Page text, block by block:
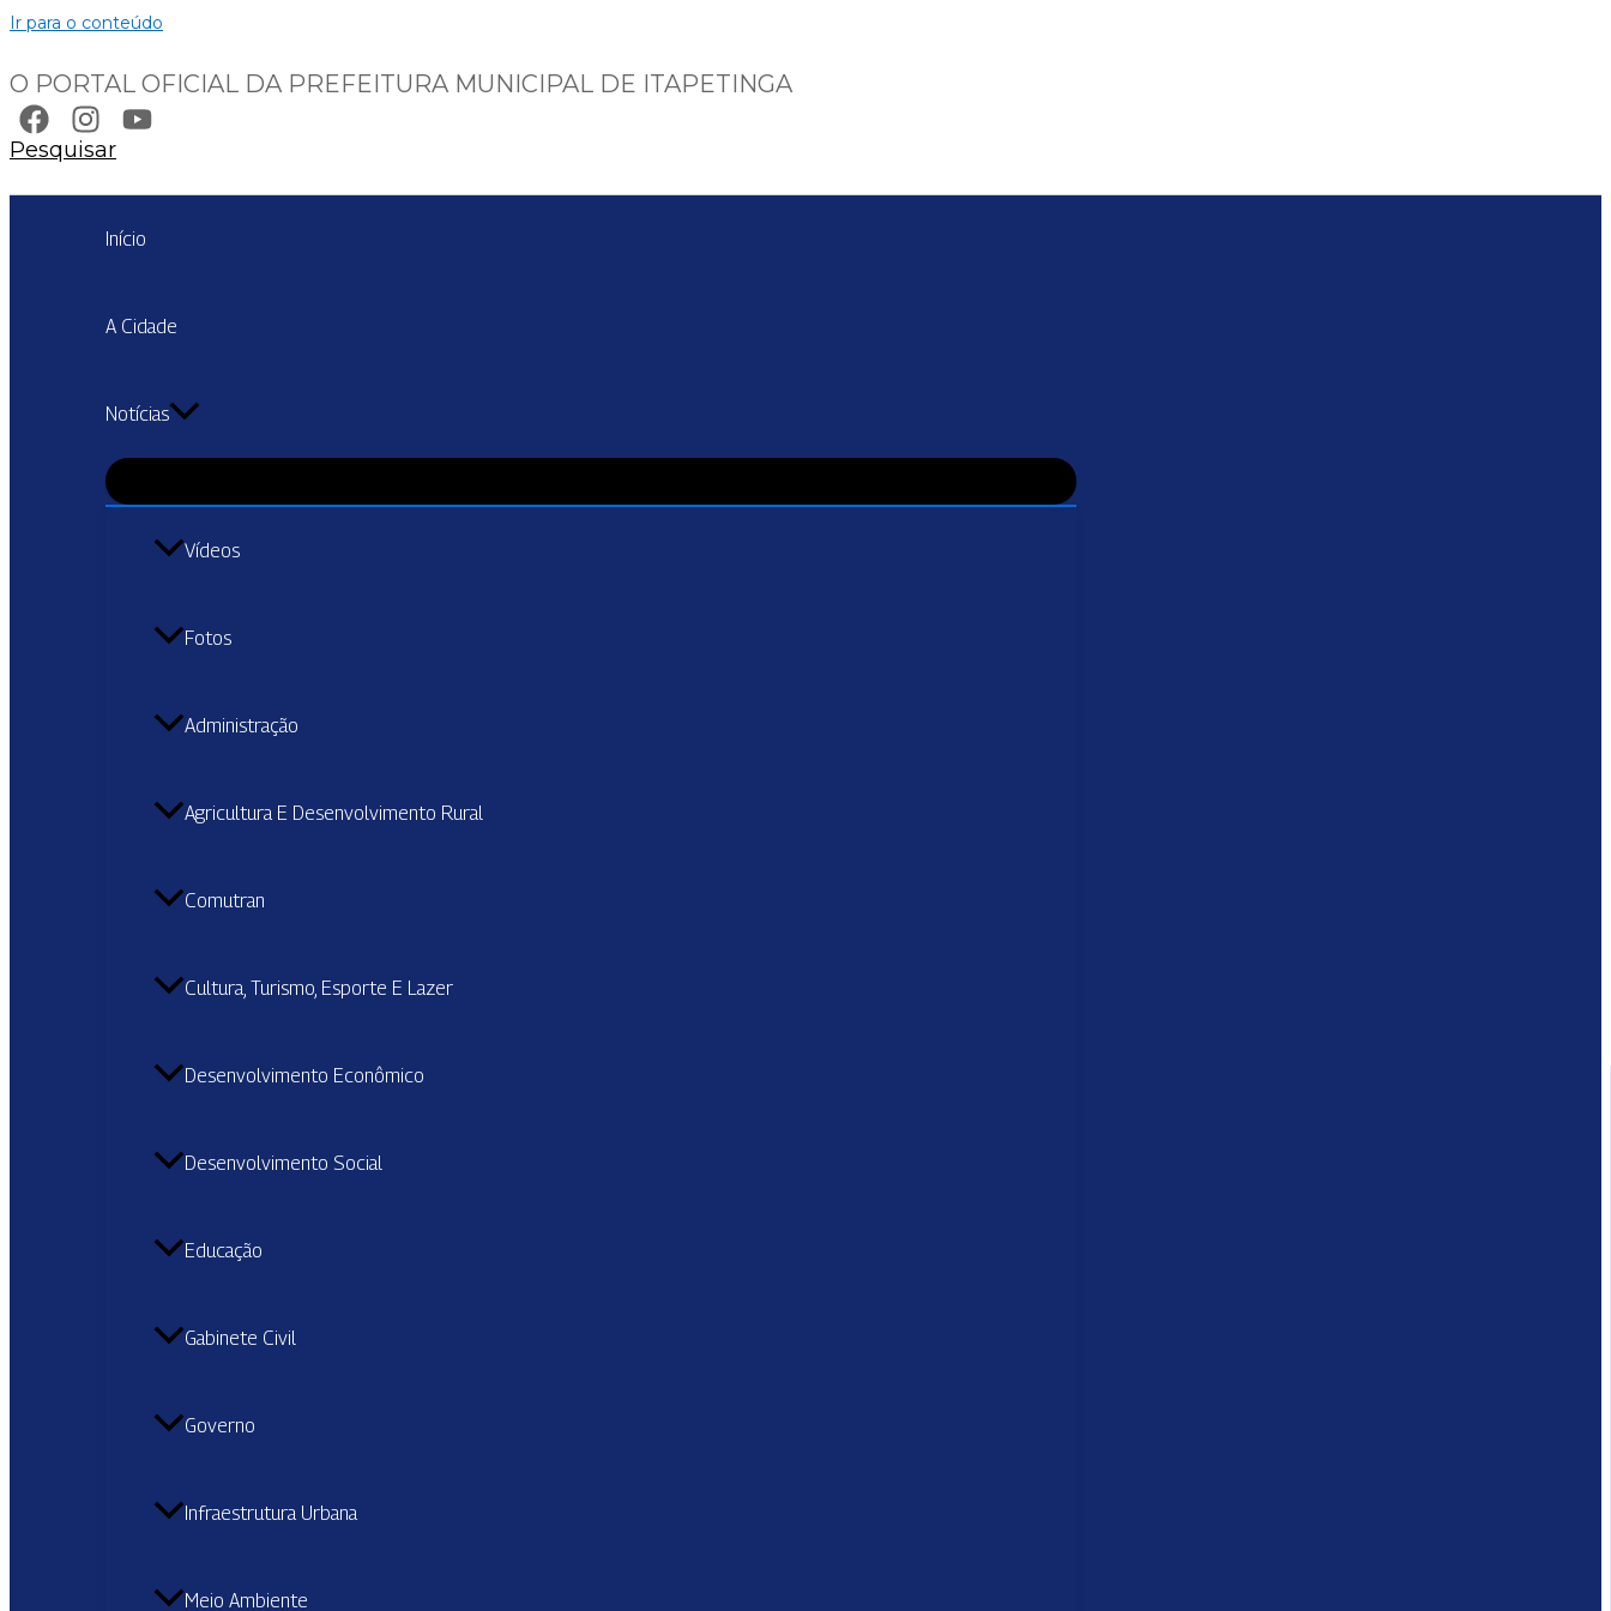
Ir para o conteúdo
O PORTAL OFICIAL DA PREFEITURA MUNICIPAL DE ITAPETINGA
Pesquisar
Início
A Cidade
Notícias
Vídeos
Fotos
Administração
Agricultura E Desenvolvimento Rural
Comutran
Cultura, Turismo, Esporte E Lazer
Desenvolvimento Econômico
Desenvolvimento Social
Educação
Gabinete Civil
Governo
Infraestrutura Urbana
Meio Ambiente